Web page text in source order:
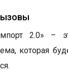
2.0» –
которая